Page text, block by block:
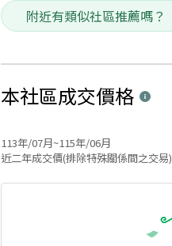
附近有類似社區推薦嗎？
本社區成交價格
113年/07月~115年/06月
近二年成交價(排除特殊關係間之交易)